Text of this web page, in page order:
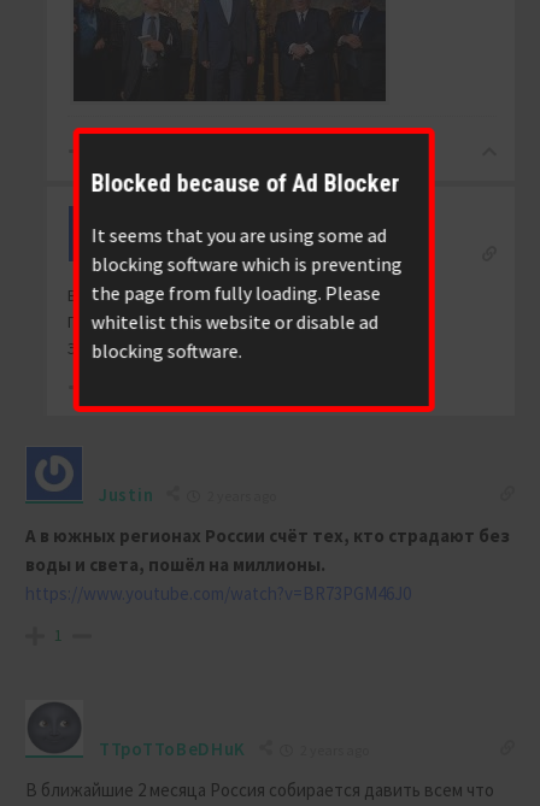
Reply to Viva888 2 years ago
В США тоже есть поколение Z.
Почитай хотя-бы в начале.
Этот знак и в США и в ЕС.
Justin
А в южных регионах России счёт тех, кто страдают без
воды и света, пошёл на миллионы.
https://www.youtube.com/watch?v=BR73PGM46J0
1
TTpoTToBeDHuK
В ближайшие 2 месяца Россия собирается давить всем что
Blocked because of Ad Blocker
It seems that you are using some ad
blocking software which is preventing
the page from fully loading. Please
whitelist this website or disable ad
blocking software.